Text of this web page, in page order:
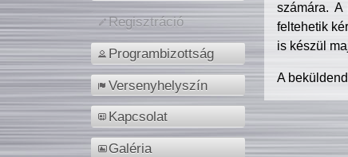
Regisztráció
Programbizottság
Versenyhelyszín
Kapcsolat
Galéria
számára.
feltehetik
is készül
A